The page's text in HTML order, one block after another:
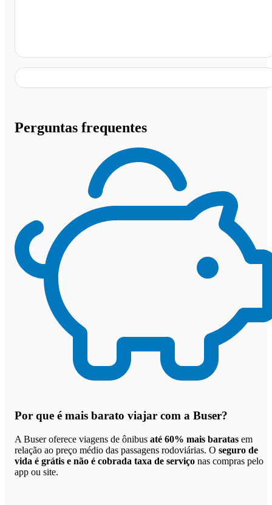
Perguntas frequentes
Por que é mais barato viajar com a Buser?
A Buser oferece viagens de ônibus até 60% mais baratas em
relação ao preço médio das passagens rodoviárias. O seguro de
vida é grátis e não é cobrada taxa de serviço nas compras pelo
app ou site.